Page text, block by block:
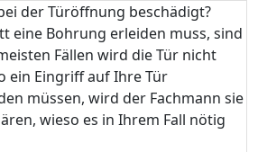
der Türöffnung beschädigt?
eine Bohrung erleiden muss, sind
Fällen wird die Tür nicht
ein Eingriff auf Ihre Tür
müssen, wird der Fachmann sie
wieso es in Ihrem Fall nötig